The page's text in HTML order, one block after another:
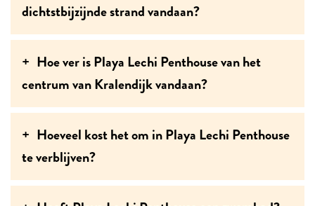
dichtstbijzijnde strand vandaan?
Hoe ver is Playa Lechi Penthouse van het
centrum van Kralendijk vandaan?
Hoeveel kost het om in Playa Lechi Penthouse
te verblijven?